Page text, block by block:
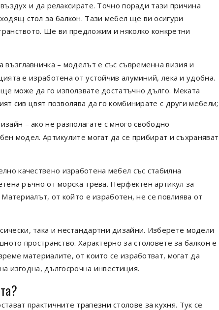
и да релаксирате. Точно поради тази причина
стол за балкон. Тази мебел ще ви осигури
Ще ви предложим и няколко конкретни
възглавничка – моделът е със съвременна визия и
е изработена от устойчив алуминий, лека и удобна.
може да го използвате достатъчно дълго. Меката
сив цвят позволява да го комбинирате с други мебели;
– ако не разполагате с много свободно
модел. Артикулите могат да се прибират и съхраняват
качествено изработена мебел със стабилна
ръчно от морска трева. Перфектен артикул за
от който е изработен, не се повлиява от
така и нестандартни дизайни. Изберете модели
пространство. Характерно за столовете за балкон е
материалите, от които се изработват, могат да
изгодна, дългосрочна инвестиция.
практичните трапезни столове за кухня. Тук се